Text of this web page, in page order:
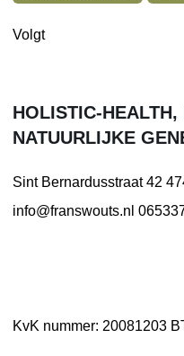
Volgt
HOLISTIC-
NATUURLIJKE
Sint Bernardusstraat 42
info@franswouts.nl
KvK nummer: 20081203